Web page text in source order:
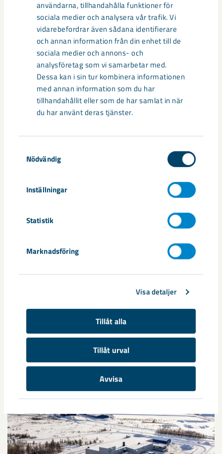
användarna, tillhandahålla funktioner för
sociala medier och analysera vår trafik. Vi
vidarebefordrar även sådana identifierare
och annan information från din enhet till de
sociala medier och annons- och
analysföretag som vi samarbetar med.
Dessa kan i sin tur kombinera informationen
med annan information som du har
tillhandahållit eller som de har samlat in när
du har använt deras tjänster.
Nödvändig
Inställningar
Statistik
Marknadsföring
Visa detaljer
Tillåt alla
Tillåt urval
Avvisa
kunna leverera hela 30 procent av dagens importbehov av
säll­synta jordartsmetaller i EU – bara genom att återvinna
och förädla gruvavfall, säger Daniel Badman.
Sällsynta jordartsmetaller har samma viktiga betydelse för
klimatomställningen över hela världen.
– Tittar vi på hela Sverige så kommer elproduktionen behöva
byggas ut med 10 terawattimmar per år fram till år 2045.
Det är mer än hela Norrbottens elanvänd­ning idag. Inget
enskilt kraftslag kommer att kunna byggas ut tillräckligt
elanvändningen, men i dagsläget är vind­kraften det kraftslag
som snabbast kan vara på plats och Sverige har unika
förutsättningar för vindkraft, säger Daniel Badman.
Dela
Taggar
Svensk Vindenergi
sällsynta jordartsmetaller vindkraft
Relaterat innehåll